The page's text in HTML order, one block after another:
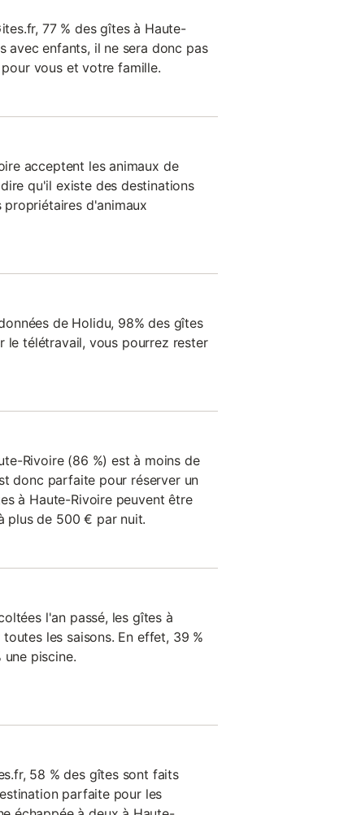
77 % des gîtes à Haute-
avec enfants, il ne sera donc pas
vous et votre famille.
acceptent les animaux de
qu'il existe des destinations
propriétaires d'animaux
de Holidu, 98% des gîtes
le télétravail, vous pourrez rester
Rivoire (86 %) est à moins de
donc parfaite pour réserver un
à Haute-Rivoire peuvent être
plus de 500 € par nuit.
l'an passé, les gîtes à
les saisons. En effet, 39 %
une piscine.
58 % des gîtes sont faits
parfaite pour les